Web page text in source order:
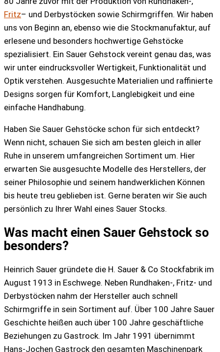
Fritz– und Derbystöcken sowie Schirmgriffen. Wir haben
uns von Beginn an, ebenso wie die Stockmanufaktur, auf
erlesene und besonders hochwertige Gehstöcke
spezialisiert. Ein Sauer Gehstock vereint genau das, was
wir unter eindrucksvoller Wertigkeit, Funktionalität und
Optik verstehen. Ausgesuchte Materialien und raffinierte
Designs sorgen für Komfort, Langlebigkeit und eine
einfache Handhabung.
Haben Sie Sauer Gehstöcke schon für sich entdeckt?
Wenn nicht, schauen Sie sich am besten gleich in aller
Ruhe in unserem umfangreichen Sortiment um. Hier
erwarten Sie ausgesuchte Modelle des Herstellers, der
seiner Philosophie und seinem handwerklichen Können
bis heute treu geblieben ist. Gerne beraten wir Sie auch
persönlich zu Ihrer Wahl eines Sauer Stocks.
Was macht einen Sauer Gehstock so
besonders?
Heinrich Sauer gründete die H. Sauer & Co Stockfabrik im
August 1913 in Eschwege. Neben Rundhaken-, Fritz- und
Derbystöcken nahm der Hersteller auch schnell
Schirmgriffe in sein Sortiment auf. Über 100 Jahre Sauer
Geschichte heißen auch über 100 Jahre geschäftliche
Beziehungen zu Gastrock. Im Jahr 1991 übernimmt
Hans-Jochen Gastrock den gesamten Maschinenpark